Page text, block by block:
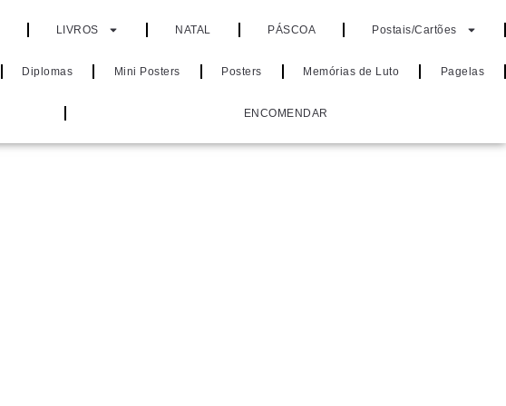
LIVROS NATAL PÁSCOA Postais/Cartões
Diplomas Mini Posters Posters Memórias de Luto Pagelas
ENCOMENDAR